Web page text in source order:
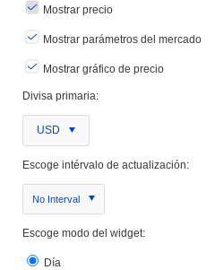
Mostrar precio
Mostrar parámetros del mercado
Mostrar gráfico de precio
Divisa primaria:
USD
Escoge intérvalo de actualización:
No Interval
Escoge modo del widget:
Día